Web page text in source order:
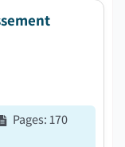
Pages:170